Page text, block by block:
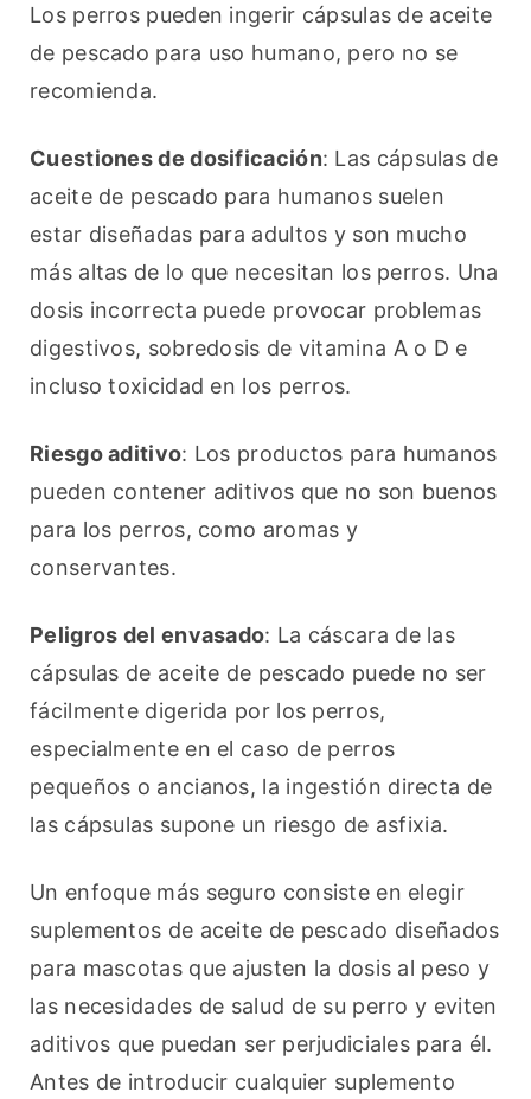
Los perros pueden ingerir cápsulas de aceite
de pescado para uso humano, pero no se
recomienda.
Cuestiones de dosificación: Las cápsulas de
aceite de pescado para humanos suelen
estar diseñadas para adultos y son mucho
más altas de lo que necesitan los perros. Una
dosis incorrecta puede provocar problemas
digestivos, sobredosis de vitamina A o D e
incluso toxicidad en los perros.
Riesgo aditivo: Los productos para humanos
pueden contener aditivos que no son buenos
para los perros, como aromas y
conservantes.
Peligros del envasado: La cáscara de las
cápsulas de aceite de pescado puede no ser
fácilmente digerida por los perros,
especialmente en el caso de perros
pequeños o ancianos, la ingestión directa de
las cápsulas supone un riesgo de asfixia.
Un enfoque más seguro consiste en elegir
suplementos de aceite de pescado diseñados
para mascotas que ajusten la dosis al peso y
las necesidades de salud de su perro y eviten
aditivos que puedan ser perjudiciales para él.
Antes de introducir cualquier suplemento